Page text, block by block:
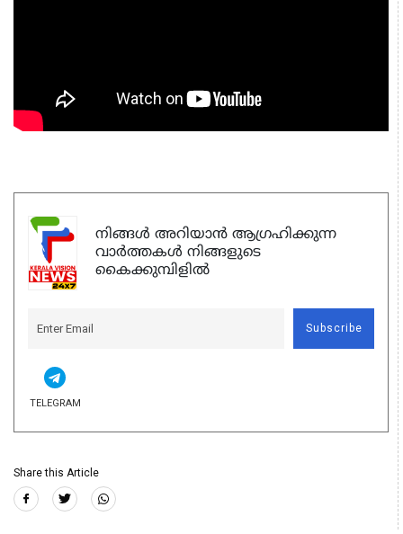
നിങ്ങൾ അറിയാൻ ആഗ്രഹിക്കുന്ന
വാർത്തകൾ നിങ്ങളുടെ
കൈക്കുമ്പിളിൽ
Subscribe
TELEGRAM
Share this Article